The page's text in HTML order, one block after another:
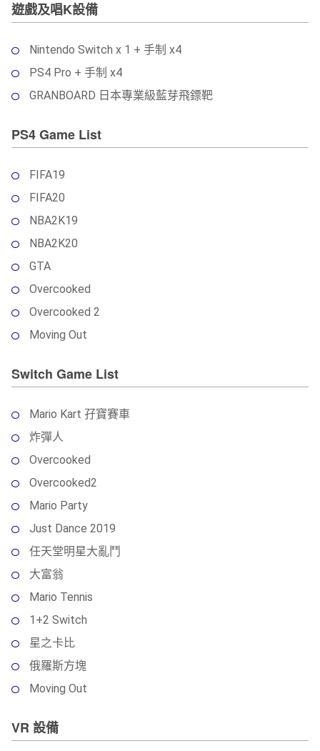
遊戲及唱K設備
Nintendo Switch x 1 + 手制 x4
PS4 Pro + 手制 x4
GRANBOARD 日本專業級藍芽飛鏢靶
PS4 Game List
FIFA19
FIFA20
NBA2K19
NBA2K20
GTA
Overcooked
Overcooked 2
Moving Out
Switch Game List
Mario Kart 孖寶賽車
炸彈人
Overcooked
Overcooked2
Mario Party
Just Dance 2019
任天堂明星大亂鬥
大富翁
Mario Tennis
1+2 Switch
星之卡比
俄羅斯方塊
Moving Out
VR 設備